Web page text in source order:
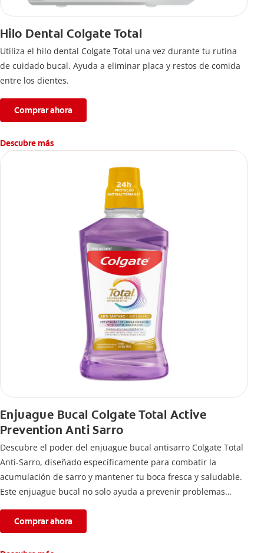
Hilo Dental Colgate Total
Utiliza el hilo dental Colgate Total una vez durante tu rutina
de cuidado bucal. Ayuda a eliminar placa y restos de comida
entre los dientes.
Comprar ahora
Descubre más
Enjuague Bucal Colgate Total Active
Prevention Anti Sarro
Descubre el poder del enjuague bucal antisarro Colgate Total
Anti-Sarro, diseñado específicamente para combatir la
acumulación de sarro y mantener tu boca fresca y saludable.
Este enjuague bucal no solo ayuda a prevenir problemas
Comprar ahora